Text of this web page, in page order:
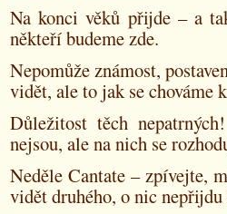
Na konci věků přijde – a
někteří budeme zde.
Nepomůže známost,
vidět, ale to jak se chováme
Důležitost těch
nejsou, ale na nich se
Neděle Cantate – zpívejte,
vidět druhého, o nic